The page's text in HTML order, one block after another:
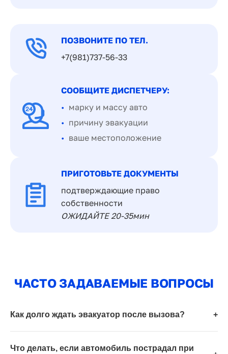
ПОЗВОНИТЕ ПО ТЕЛ.
+7(981)737-56-33
СООБЩИТЕ ДИСПЕТЧЕРУ:
марку и массу авто
причину эвакуации
ваше местоположение
ПРИГОТОВЬТЕ ДОКУМЕНТЫ
подтверждающие право
собственности
ОЖИДАЙТЕ 20-35мин
ЧАСТО ЗАДАВАЕМЫЕ ВОПРОСЫ
Как долго ждать эвакуатор после вызова? +
Что делать, если автомобиль пострадал при